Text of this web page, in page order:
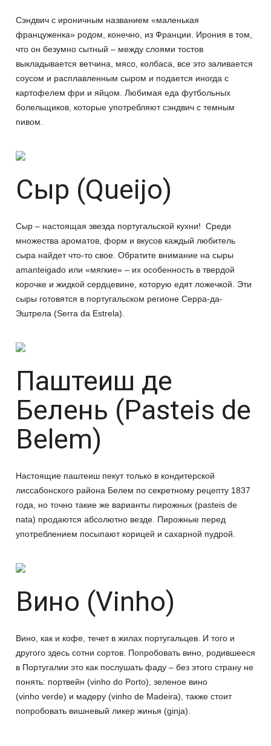
Сэндвич с ироничным названием «маленькая
француженка» родом, конечно, из Франции. Ирония в том,
что он безумно сытный – между слоями тостов
выкладывается ветчина, мясо, колбаса, все это заливается
соусом и расплавленным сыром и подается иногда с
картофелем фри и яйцом. Любимая еда футбольных
болельщиков, которые употребляют сэндвич с темным
пивом.
Сыр (Queijo)
Сыр – настоящая звезда португальской кухни! Среди
множества ароматов, форм и вкусов каждый любитель
сыра найдет что-то свое. Обратите внимание на сыры
amanteigado или «мягкие» – их особенность в твердой
корочке и жидкой сердцевине, которую едят ложечкой. Эти
сыры готовятся в португальском регионе Серра-да-
Эштрела (Serra da Estrela).
Паштеиш де
Белень (Pasteis de
Belem)
Настоящие паштеиш пекут только в кондитерской
лиссабонского района Белем по секретному рецепту 1837
года, но точно такие же варианты пирожных (pasteis de
nata) продаются абсолютно везде. Пирожные перед
употреблением посыпают корицей и сахарной пудрой.
Вино (Vinho)
Вино, как и кофе, течет в жилах португальцев. И того и
другого здесь сотни сортов. Попробовать вино, родившееся
в Португалии это как послушать фаду – без этого страну не
понять: портвейн (vinho do Porto), зеленое вино
(vinho verde) и мадеру (vinho de Madeira), также стоит
попробовать вишневый ликер жинья (ginja).